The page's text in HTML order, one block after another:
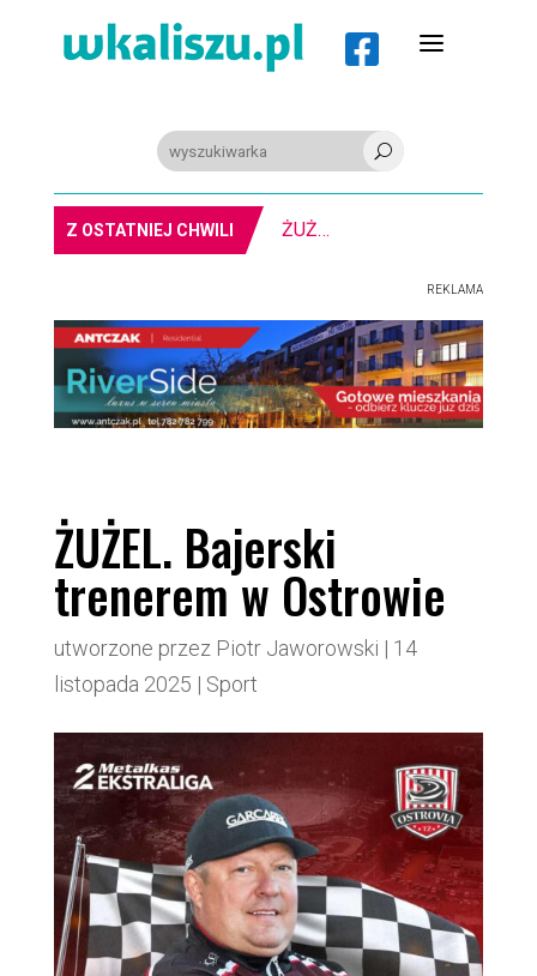
 a
U
Z OSTATNIEJ CHWILI
REKLAMA
ŻUŻEL. Bajerski
trenerem w Ostrowie
utworzone przez Piotr Jaworowski | 14
listopada 2025 | Sport